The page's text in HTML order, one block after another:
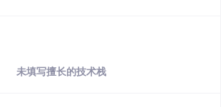
未填写擅长的技术栈